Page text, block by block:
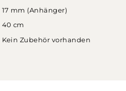
17 mm (Anhänger)
40 cm
Kein Zubehör vorhanden